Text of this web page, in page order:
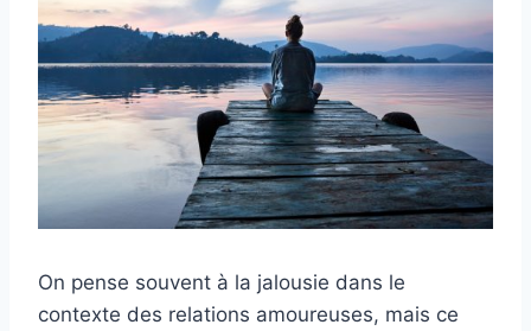
On pense souvent à la jalousie dans le
contexte des relations amoureuses, mais ce